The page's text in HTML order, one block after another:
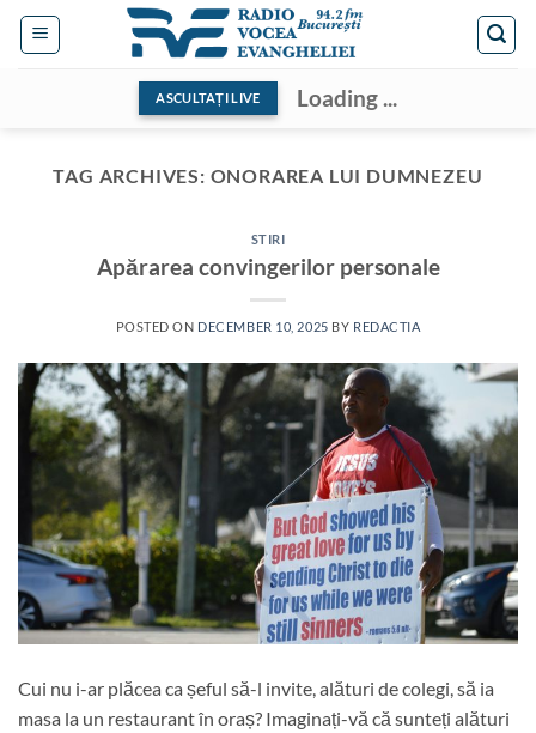
Skip
ASCULTAȚI LIVE Loading ...
TAG ARCHIVES: ONORAREA LUI DUMNEZEU
STIRI
Apărarea convingerilor personale
POSTED ON DECEMBER 10, 2025 BY REDACTIA
Cui nu i-ar plăcea ca șeful să-l invite, alături de colegi, să ia
masa la un restaurant în oraș? Imaginați-vă că sunteți alături